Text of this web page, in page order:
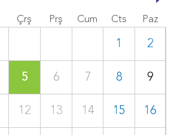
Çrş Prş Cum Cts Paz
1 2
5 6 7 8 9
12 13 14 15 16